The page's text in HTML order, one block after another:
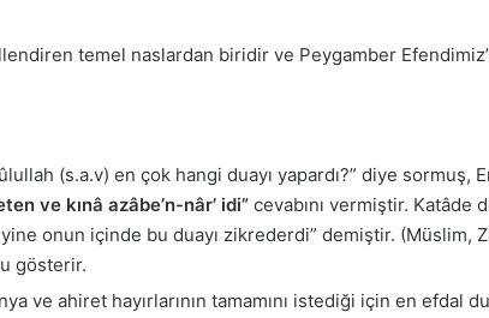
temel naslardan biridir ve Peygamber
(s.a.v) en çok hangi duayı yapardı?” diye sormuş,
ve kınâ azâbe’n-nâr’ idi” cevabını vermiştir. Katâde
onun içinde bu duayı zikrederdi” demiştir.
gösterir.
ve ahiret hayırlarının tamamını istediği için en